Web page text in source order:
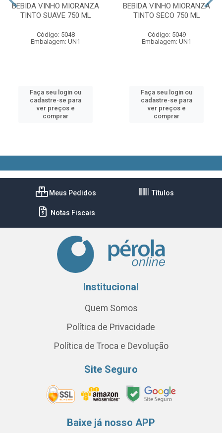
BEBIDA VINHO MIORANZA
TINTO SUAVE 750 ML
Código: 5048
Embalagem: UN1
Faça seu login ou
cadastre-se para
ver preços e
comprar
BEBIDA VINHO MIORANZA
TINTO SECO 750 ML
Código: 5049
Embalagem: UN1
Faça seu login ou
cadastre-se para
ver preços e
comprar
Meus Pedidos Títulos
Notas Fiscais
Institucional
Quem Somos
Política de Privacidade
Política de Troca e Devolução
Site Seguro
Baixe já nosso APP